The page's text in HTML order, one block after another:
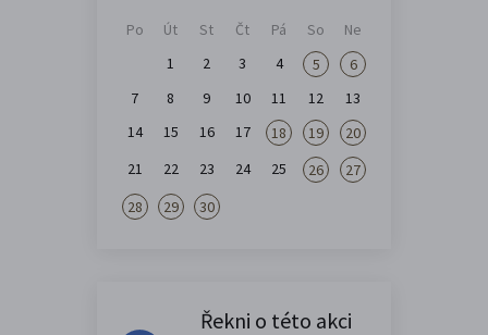
Po Út St Čt Pá So
Ne
1
2 3 4 5
6
7
8 9 10 11 12
13
14
15 16 17 18 19
20
21
22 23 24 25 26
27
28
29 30
Řekni o této akci